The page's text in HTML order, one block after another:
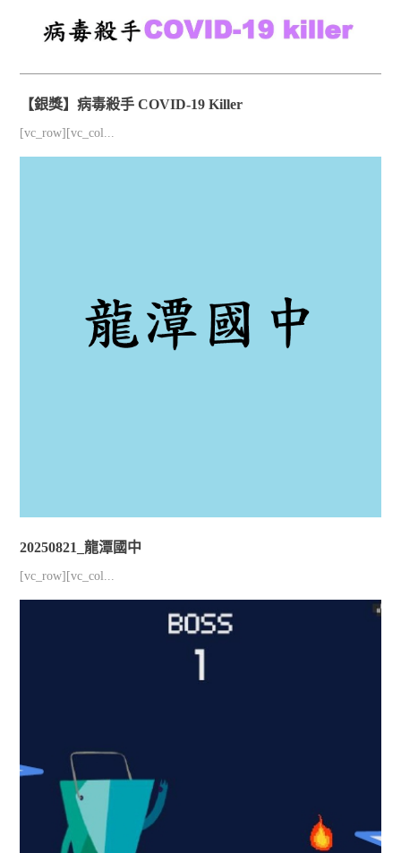
【銀獎】病毒殺手 COVID-19 Killer
[vc_row][vc_col...
20250821_龍潭國中
[vc_row][vc_col...